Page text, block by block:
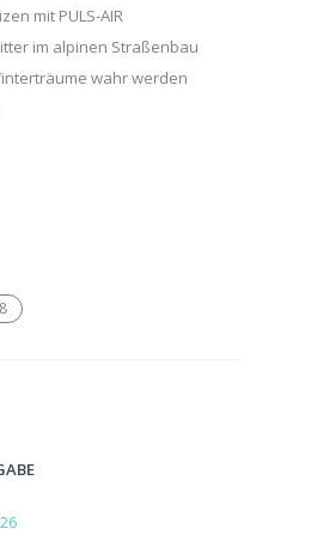
mit PULS-AIR
im alpinen Straßenbau
wahr werden